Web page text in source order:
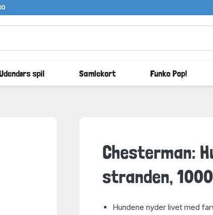
spil Samlekort Funko Pop!
Chesterman:
stranden,
Hundene nyder livet med